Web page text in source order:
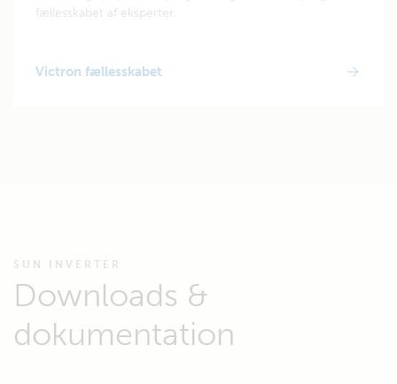
fællesskabet af eksperter.
Victron fællesskabet
SUN INVERTER
Downloads &
dokumentation